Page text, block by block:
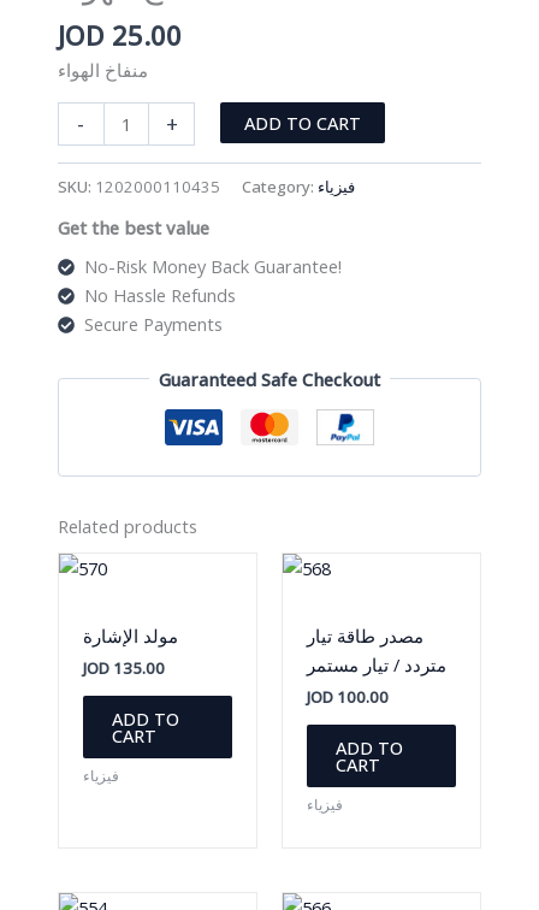
JOD 25.00
منفاخ الهواء
-
الهواء
+ ADD TO CART
SKU: 1202000110435 Category: فيزياء
Get the best value
No-Risk Money Back Guarantee!
No Hassle Refunds
Secure Payments
Guaranteed Safe Checkout
Related products
مولد الإشارة
JOD135.00
ADD TO
CART
فيزياء
مصدر طاقة تيار
متردد / تيار مستمر
JOD 100.00
ADD TO
CART
فيزياء